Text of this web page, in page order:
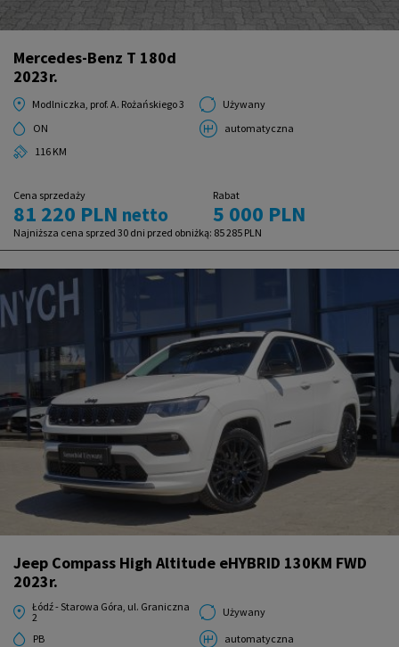
Mercedes-Benz T 180d
2023r.
Modlniczka, prof. A. Rożańskiego 3
Używany
ON
automatyczna
116 KM
Cena sprzedaży
81 220 PLN netto
Rabat
5 000 PLN
Najniższa cena sprzed 30 dni przed obniżką: 85 285 PLN
Jeep Compass High Altitude eHYBRID 130KM FWD
2023r.
Łódź - Starowa Góra, ul. Graniczna
2
Używany
PB
automatyczna